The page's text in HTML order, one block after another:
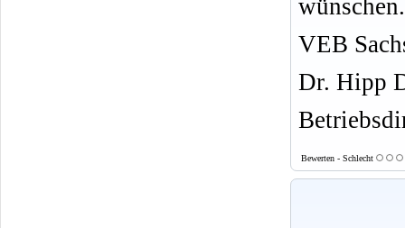
wünschen.
VEB
Dr. Hipp
Bewerten - Schlecht